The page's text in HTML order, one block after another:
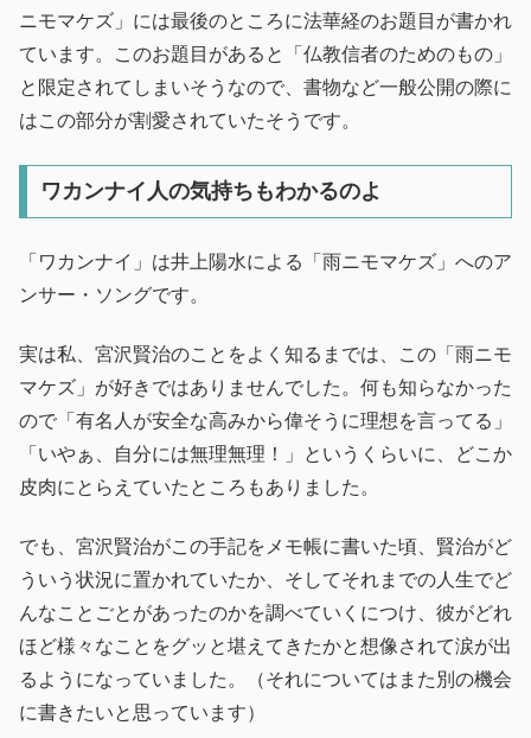
ニモマケズ」には最後のところに法華経のお題目が書かれ
ています。このお題目があると「仏教信者のためのもの」
と限定されてしまいそうなので、書物など一般公開の際に
はこの部分が割愛されていたそうです。
ワカンナイ人の気持ちもわかるのよ
「ワカンナイ」は井上陽水による「雨ニモマケズ」へのア
ンサー・ソングです。
実は私、宮沢賢治のことをよく知るまでは、この「雨ニモ
マケズ」が好きではありませんでした。何も知らなかった
ので「有名人が安全な高みから偉そうに理想を言ってる」
「いやぁ、自分には無理無理！」というくらいに、どこか
皮肉にとらえていたところもありました。
でも、宮沢賢治がこの手記をメモ帳に書いた頃、賢治がど
ういう状況に置かれていたか、そしてそれまでの人生でど
んなことごとがあったのかを調べていくにつけ、彼がどれ
ほど様々なことをグッと堪えてきたかと想像されて涙が出
るようになっていました。（それについてはまた別の機会
に書きたいと思っています）